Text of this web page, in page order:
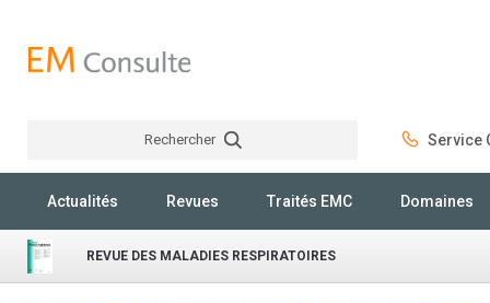
Rechercher Service
Actualités Revues Traités EMC Domaines
REVUE DES MALADIES RESPIRATOIRES